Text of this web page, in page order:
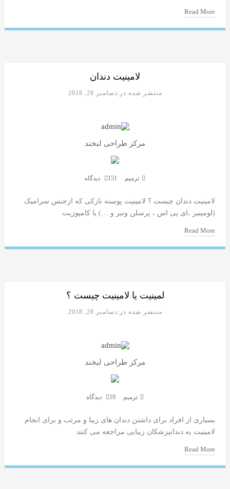
Read More
لامینیت دندان
منتشر شده در:دسامبر 28, 2018
مرکز طراحی لبخند
ترمیم 151 دیدگاه
لامینیت دندان چیست ؟ لامینیت پوسته نازکی که ازجنس سرامیک
(لومینیر ،ای پی اس ، پرسلن ونیر و …) یا کامپوزیت
Read More
لمینیت یا لامینیت چیست ؟
منتشر شده در:دسامبر 28, 2018
مرکز طراحی لبخند
ترمیم 19 دیدگاه
بسیاری از افراد برای داشتن دندان های زیبا و مرتب و برای انجام
لامینیت به دندانپزشکان زیبایی مراجعه می کنند.
Read More